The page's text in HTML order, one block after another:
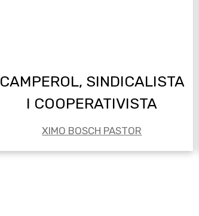
CAMPEROL, SINDICALISTA
I COOPERATIVISTA
XIMO BOSCH PASTOR